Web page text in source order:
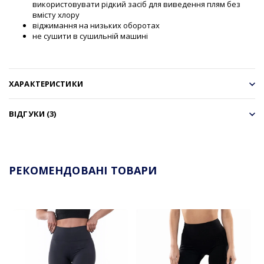
використовувати рідкий засіб для виведення плям без
вмісту хлору
віджимання на низьких оборотах
не сушити в сушильній машині
ХАРАКТЕРИСТИКИ
ВІДГУКИ (3)
РЕКОМЕНДОВАНІ ТОВАРИ